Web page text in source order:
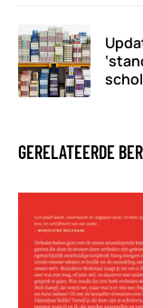
GERELATEERDE